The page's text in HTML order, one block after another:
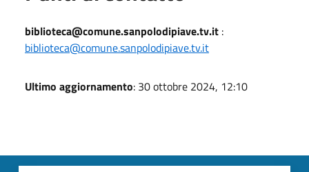
biblioteca@comune.sanpolodipiave.tv.it :
biblioteca@comune.sanpolodipiave.tv.it
Ultimo aggiornamento: 30 ottobre 2024, 12:10